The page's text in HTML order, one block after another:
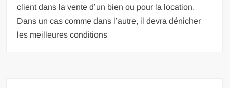
client dans la vente d’un bien ou pour la location.
Dans un cas comme dans l’autre, il devra dénicher
les meilleures conditions